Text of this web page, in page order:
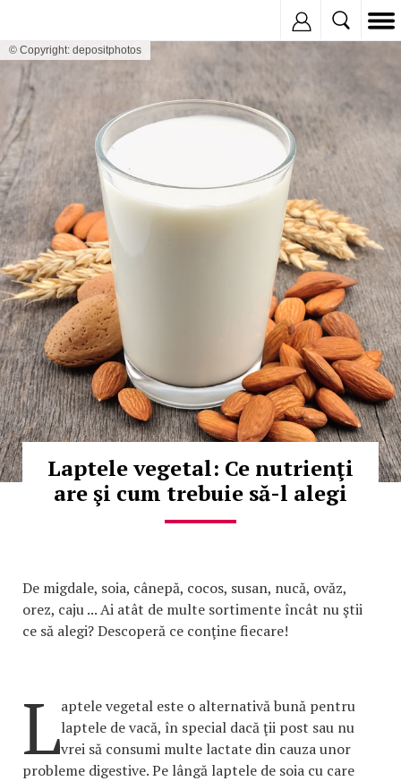
© Copyright: depositphotos
Laptele vegetal: Ce nutrienţi
are şi cum trebuie să-l alegi
De migdale, soia, cânepă, cocos, susan, nucă, ovăz,
orez, caju ... Ai atât de multe sortimente încât nu ştii
ce să alegi? Descoperă ce conţine fiecare!
Laptele vegetal este o alternativă bună pentru
laptele de vacă, în special dacă ţii post sau nu
vrei să consumi multe lactate din cauza unor
probleme digestive. Pe lângă laptele de soia cu care